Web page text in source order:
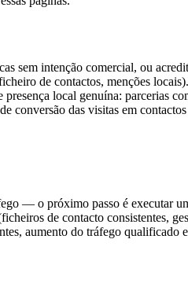
sem intenção comercial, ou
de contactos, menções
local genuína: parcerias
conversão das visitas em
— o próximo passo é executar
de contacto consistentes,
aumento do tráfego qualificado